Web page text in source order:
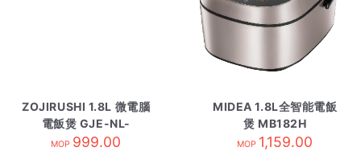
ZOJIRUSHI 1.8L 微電腦
電飯煲 GJE-NL-
EAQ18-WA白
MOP 999.00
MIDEA 1.8L全智能電飯
煲 MB182H
MOP 1,159.00